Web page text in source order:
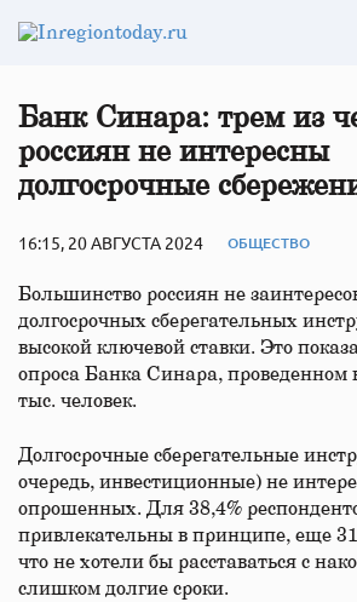
Банк Синара: трем из
россиян не интересны
долгосрочные
16:15, 20 АВГУСТА 2024 ОБЩЕСТВО
Большинство россиян не
долгосрочных сберегательных
высокой ключевой ставки. Это
опроса Банка Синара, проведенном
тыс. человек.
Долгосрочные сберегательные
очередь, инвестиционные) не
опрошенных. Для 38,4%
привлекательны в принципе, еще
что не хотели бы расставаться с
слишком долгие сроки.